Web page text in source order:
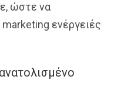
ώστε να
ενέργειές